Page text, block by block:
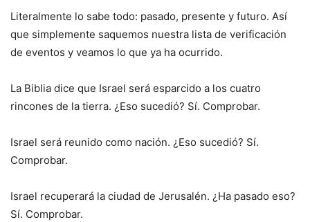
Literalmente lo sabe todo: pasado, presente y futuro. Así
que simplemente saquemos nuestra lista de verificación
de eventos y veamos lo que ya ha ocurrido.
La Biblia dice que Israel será esparcido a los cuatro
rincones de la tierra. ¿Eso sucedió? Sí. Comprobar.
Israel será reunido como nación. ¿Eso sucedió? Sí.
Comprobar.
Israel recuperará la ciudad de Jerusalén. ¿Ha pasado eso?
Sí. Comprobar.